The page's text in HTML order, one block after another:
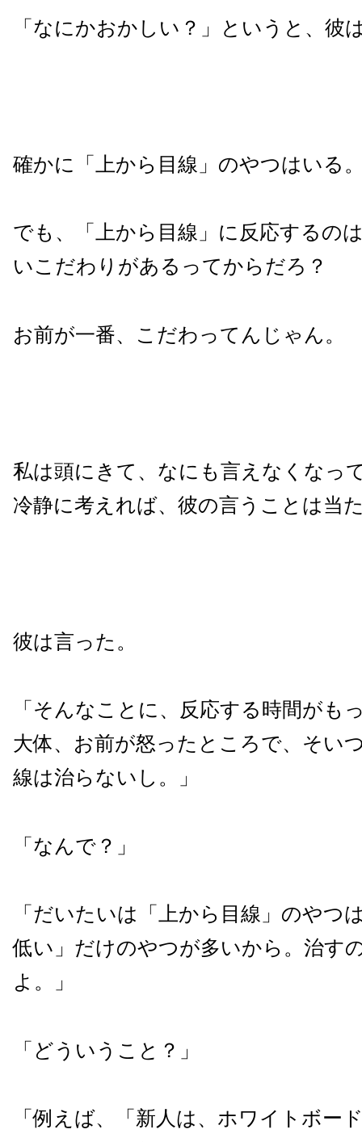
「なにかおかしい？」というと、彼
確かに「上から目線」のやつはいる
でも、「上から目線」に反応するの
いこだわりがあるってからだろ？
お前が一番、こだわってんじゃん。
私は頭にきて、なにも言えなくなっ
冷静に考えれば、彼の言うことは当
彼は言った。
「そんなことに、反応する時間がも
大体、お前が怒ったところで、そい
線は治らないし。」
「なんで？」
「だいたいは「上から目線」のやつ
低い」だけのやつが多いから。治す
よ。」
「どういうこと？」
「例えば、「新人は、ホワイトボー